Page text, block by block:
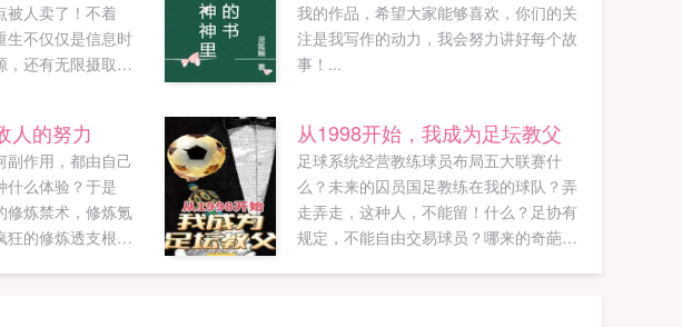
被人卖了！不着
生不仅仅是信息时
，还有无限摄取的
砸不翻你！魂穿
富，这个想法可是
我的作品，希望大家能够喜欢，你们的关
注是我写作的动力，我会努力讲好每个故
事！...
人的努力
副作用，都由自己
什么体验？于是
修炼禁术，修炼氪
狂的修炼透支根基
从1998开始，我成为足坛教父
足球系统经营教练球员布局五大联赛什
么？未来的囚员国足教练在我的球队？弄
走弄走，这种人，不能留！什么？足协有
规定，不能自由交易球员？哪来的奇葩规